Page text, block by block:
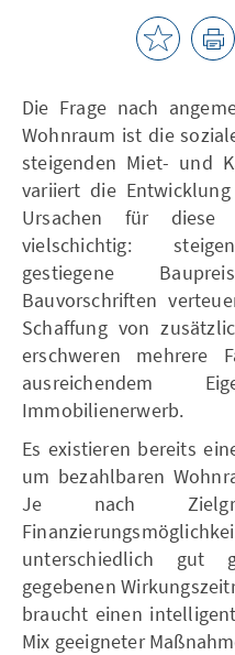
Die Frage nach
Wohnraum ist die
steigenden Miet- und
variiert die
Ursachen für diese
vielschichtig:
gestiegene
Bauvorschriften
Schaffung von
erschweren mehrere
ausreichendem
Immobilienerwerb.
Es existieren bereits
um bezahlbaren
Je nach
unterschiedlich gut
gegebenen
braucht einen
Mix geeigneter